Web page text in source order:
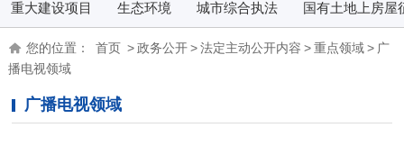
重大建设项目 生态环境 城市综合执法 国有土地上房屋
您的位置： 首页 >政务公开>法定主动公开内容 >重点领域> 广
播电视领域
广播电视领域